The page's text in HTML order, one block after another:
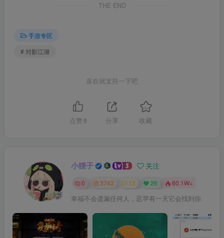
THE END
手游专区
# 对影江湖
喜欢就支持一下吧
点赞 8 分享 收藏
小狸子 关注
0 3743 13 26 60.1W+
幸福不会遗漏任何人，迟早有一天它会找到你